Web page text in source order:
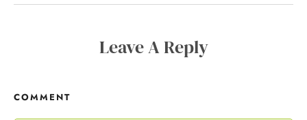
Leave A Reply
COMMENT